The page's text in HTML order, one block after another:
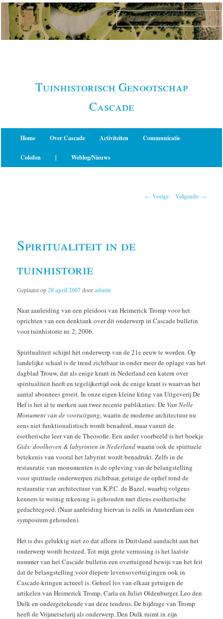
Spring
naar
primaire
Tuinhistorisch Genootschap
Cascade
Home Over Cascade Activiteiten Communicatie
Colofon | Weblog/Nieuws
← Vorige Volgende →
Spiritualiteit in de
tuinhistorie
Geplaatst op28 april 2007dooradmin
Naar aanleiding van een pleidooi van Heimerick Tromp voor het
oprichten van een denktank over dit onderwerp in Cascade bulletin
voor tuinhistorie nr. 2, 2006.
Spiritualiteit schijnt hèt onderwerp van de 21e eeuw te worden. Op
landelijke schaal is de trend zichtbaar in onder meer de oplage van het
dagblad Trouw, dat als enige krant in Nederland een katern over
spiritualiteit heeft en tegelijkertijd ook de enige krant is waarvan het
aantal abonnees groeit. In onze eigen kleine kring van Uitgeverij De
Hef is het al te merken aan twee recente publikaties: De Van Nelle
Monument van de vooruitgang, waarin de moderne architectuur nu
eens niet funktionalistisch wordt benaderd, maar vanuit de
esotherische leer van de Theosofie. Een ander voorbeeld is het boekje
Gids: doolhoven & labyrinten in Nederlandwaarin ook de spirituele
betekenis van vooral het labyrint wordt benadrukt. Zelfs in de
restauratie van monumenten is de opleving van de belangstelling
voor spirituele onderwerpen zichtbaar, getuige de ophef rond de
restauratie van architectuur van K.P.C. de Bazel, waarbij volgens
kenners te weinig rekening is gehouden met diens esotherische
gedachtegoed. (Naar aanleiding hiervan is zelfs in Amsterdam een
symposium gehouden).
Het is dus gelukkig niet zo dat alleen in Duitsland aandacht aan het
onderwerp wordt besteed. Tot mijn grote verrassing is het laatste
nummer van het Cascade bulletin een overtuigend bewijs van het feit
dat de belangstelling voor diepere levensovertuigingen ook in
Cascade-kringen actueel is. Geheel los van elkaar getuigen de
artikelen van Heimerick Tromp, Carla en Juliet Oldenburger, Leo den
Dulk en ondergetekende van deze tendens. De bijdrage van Tromp
heeft de Vrijmetselarij als onderwerp, Den Dulk ruimt in zijn